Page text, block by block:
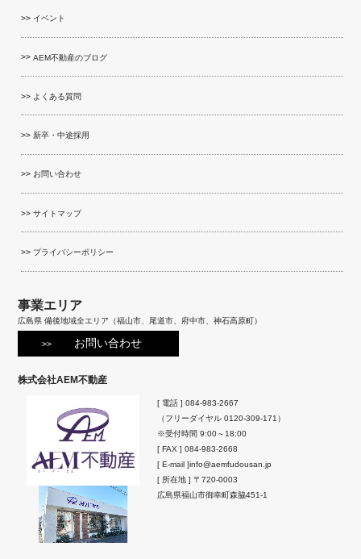
イベント
AEM不動産のブログ
よくある質問
新卒・中途採用
お問い合わせ
サイトマップ
プライバシーポリシー
事業エリア
広島県 備後地域全エリア（福山市、尾道市、府中市、神石高原町）
お問い合わせ
株式会社AEM不動産
[ 電話 ]084-983-2667
（フリーダイヤル0120-309-171 ）
※受付時間 9:00～18:00
[ FAX ] 084-983-2668
[ E-mail ]info@aemfudousan.jp
[ 所在地 ] 〒720-0003
広島県福山市御幸町森脇451-1